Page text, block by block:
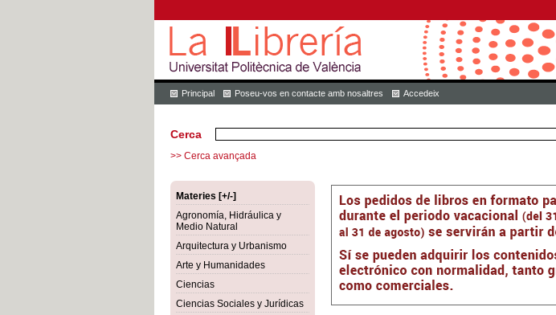
Principal Poseu-vos en contacte amb nosaltres Accedeix
Cerca
>> Cerca avançada
Materies [+/-]
Agronomía, Hidráulica y
Medio Natural
Arquitectura y Urbanismo
Arte y Humanidades
Ciencias
Ciencias Sociales y Jurídicas